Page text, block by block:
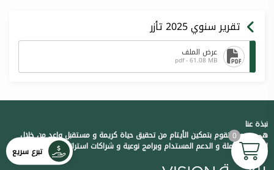
تقرير سنوي 2025 تأزر
عرض الملف
pdf - 61.08 MB
نبذة عنا
هي جمعية تقوم بتمكين الأيتام من تحقيق حياة كريمة و مستقبل واعد من خلال
الرعاية الشاملة و الدعم المستدام وبرامج نوعية و شراكات استراتيجية فاعلةتبرع سريع
0